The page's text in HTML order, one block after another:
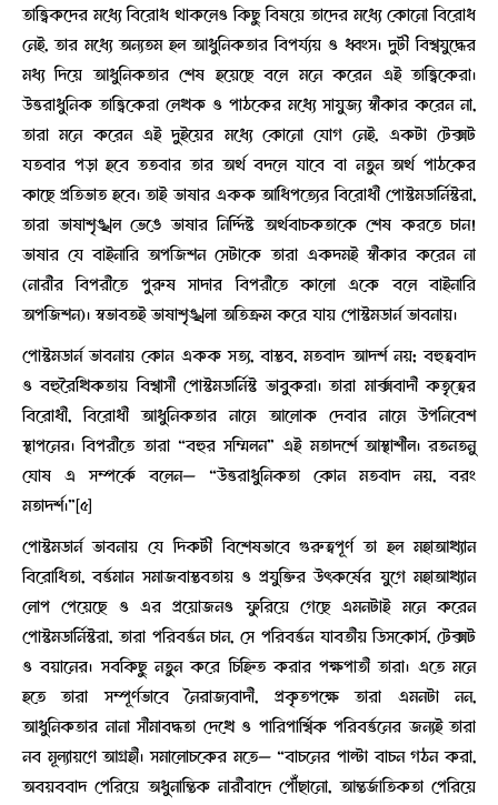
তাত্ত্বিকদের মধ্যে বিরোধ থাকলেও কিছু বিষয়ে তাদের মধ্যে কোনো বিরোধ
নেই, তার মধ্যে অন্যতম হল আধুনিকতার বিপর্য্যয় ও ধ্বংস। দুটী বিশ্বযুদ্ধের
মধ্য দিয়ে আধুনিকতার শেষ হয়েছে বলে মনে করেন এই তাত্ত্বিকেরা।
উত্তরাধুনিক তাত্ত্বিকেরা লেখক ও পাঠকের মধ্যে সাযুজ্য স্বীকার করেন না,
তারা মনে করেন এই দুইয়ের মধ্যে কোনো যোগ নেই, একটা টেক্সট
যতবার পড়া হবে ততবার তার অর্থ বদলে যাবে বা নতুন অর্থ পাঠকের
কাছে প্রতিভাত হবে। তাই ভাষার একক আধিপত্যের বিরোধী পোস্টমডার্নিস্টরা,
তারা ভাষাশৃঙ্খল ভেঙে ভাষার নির্দ্দিষ্ট অর্থবাচকতাকে শেষ করতে চান!
ভাষার যে বাইনারি অপজিশন সেটাকে তারা একদমই স্বীকার করেন না
(নারীর বিপরীতে পুরুষ সাদার বিপরীতে কালো একে বলে বাইনারি
অপজিশন)। স্বভাবতই ভাষাশৃঙ্খলা অতিক্রম করে যায় পোস্টমডার্ন ভাবনায়।
পোস্টমডার্ন ভাবনায় কোন একক সত্য, বাস্তব, মতবাদ আদর্শ নয়; বহুত্ববাদ
ও বহুরৈখিকতায় বিশ্বাসী পোস্টমডার্নিস্ট ভাবুকরা। তারা মার্ক্সবাদী কতৃত্বের
বিরোধী, বিরোধী আধুনিকতার নামে আলোক দেবার নামে উপনিবেশ
স্থাপনের। বিপরীতে তারা “বহুর সম্মিলন” এই মতাদর্শে আস্থাশীল। রতনতনু
ঘোষ এ সম্পর্কে বলেন— “উত্তরাধুনিকতা কোন মতবাদ নয়, বরং
মতাদর্শ।”[৫]
পোস্টমডার্ন ভাবনায় যে দিকটী বিশেষভাবে গুরুত্বপূর্ণ তা হল মহাআখ্যান
বিরোধিতা, বর্ত্তমান সমাজবাস্তবতায় ও প্রযুক্তির উৎকর্ষের যুগে মহাআখ্যান
লোপ পেয়েছে ও এর প্রয়োজনও ফুরিয়ে গেছে এমনটাই মনে করেন
পোস্টমডার্নিস্টরা, তারা পরিবর্ত্তন চান, সে পরিবর্ত্তন যাবতীয় ডিসকোর্স, টেক্সট
ও বয়ানের। সবকিছু নতুন করে চিহ্নিত করার পক্ষপাতী তারা। এতে মনে
হতে তারা সম্পূর্ণভাবে নৈরাজ্যবাদী, প্রকৃতপক্ষে তারা এমনটা নন,
আধুনিকতার নানা সীমাবদ্ধতা দেখে ও পারিপার্শ্বিক পরিবর্ত্তনের জন্যই তারা
নব মূল্যায়ণে আগ্রহী। সমালোচকের মতে— “বাচনের পাল্টা বাচন গঠন করা,
অবয়ববাদ পেরিয়ে অধুনান্তিক নারীবাদে পৌঁছানো, আন্তর্জাতিকতা পেরিয়ে